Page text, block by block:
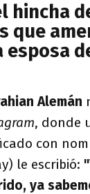
hincha
que
esposa
Alemán
, donde
con
le escribió:
ya